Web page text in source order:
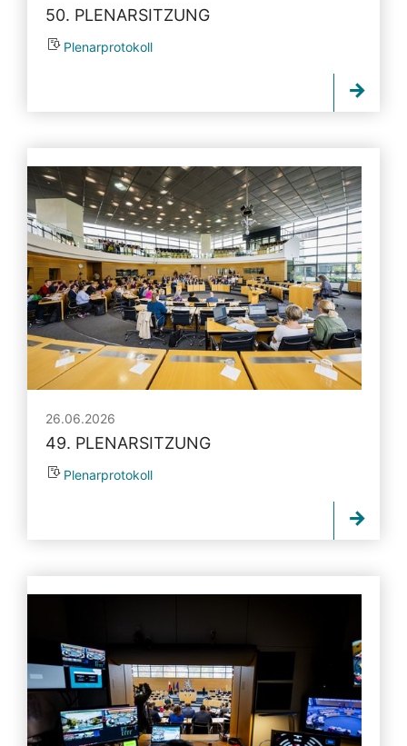
50. PLENARSITZUNG
Plenarprotokoll
26.06.2026
49. PLENARSITZUNG
Plenarprotokoll